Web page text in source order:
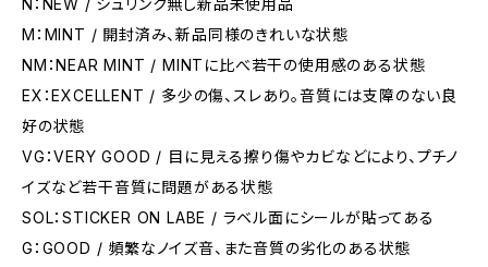
N：NEW / シュリンク無し新品未使用品
M：MINT / 開封済み、新品同様のきれいな状態
NM：NEAR MINT / MINTに比べ若干の使用感のある状態
EX：EXCELLENT / 多少の傷、スレあり。音質には支障のない良
好の状態
VG：VERY GOOD / 目に見える擦り傷やカビなどにより、プチノ
イズなど若干音質に問題がある状態
SOL：STICKER ON LABE / ラベル面にシールが貼ってある
G：GOOD / 頻繁なノイズ音、また音質の劣化のある状態